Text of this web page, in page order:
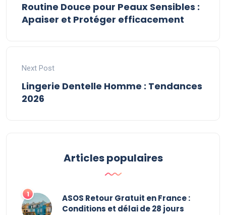
Routine Douce pour Peaux Sensibles :
Apaiser et Protéger efficacement
Next Post
Lingerie Dentelle Homme : Tendances
2026
Articles populaires
ASOS Retour Gratuit en France :
Conditions et délai de 28 jours